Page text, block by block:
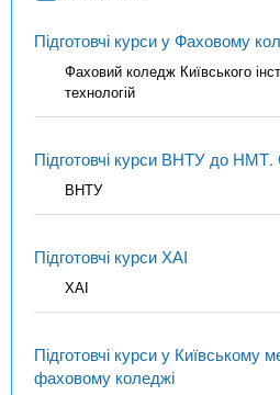
Підготовчі курси у Фаховому
Фаховий коледж Київського
технологій
Підготовчі курси ВНТУ до
ВНТУ
Підготовчі курси ХАІ
ХАІ
Підготовчі курси у Київському
фаховому коледжі